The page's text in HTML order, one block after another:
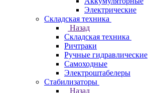
Электрические
Складская техника
Назад
Складская техника
Ричтраки
Ручные гидравлические
Самоходные
Электроштабелеры
Стабилизаторы
Назад